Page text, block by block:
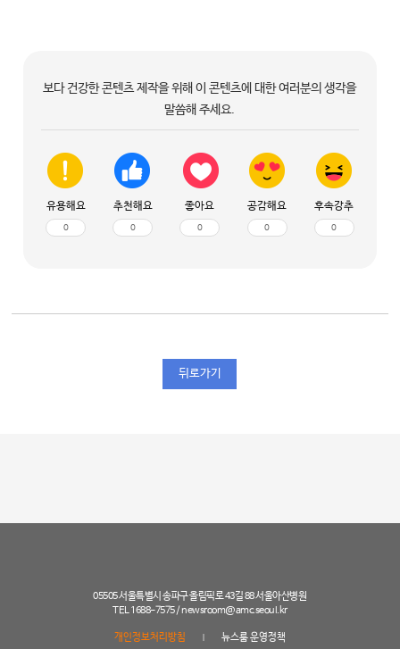
보다 건강한 콘텐츠 제작을 위해 이 콘텐츠에 대한 여러분의 생각을
말씀해 주세요.
유용해요
0
추천해요
0
좋아요
0
공감해요
0
후속강추
0
뒤로가기
05505 서울특별시 송파구 올림픽로 43길 88 서울아산병원
TEL 1688-7575 /newsroom@amc.seoul.kr
개인정보처리방침 뉴스룸 운영정책